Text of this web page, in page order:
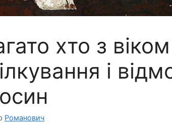
хто з
і
Романович